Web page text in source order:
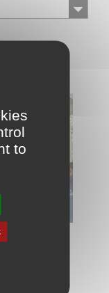
!
a vibré au
to